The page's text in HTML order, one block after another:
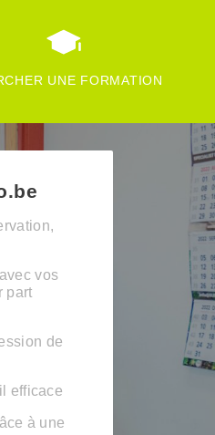
UNE FORMATION
vos
part
de
efficace
à une